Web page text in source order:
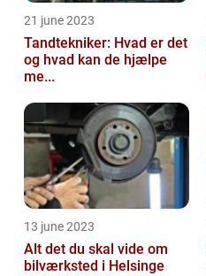
21 june 2023
Tandtekniker: Hvad er det
og hvad kan de hjælpe
me...
13 june 2023
Alt det du skal vide om
bilværksted i Helsinge